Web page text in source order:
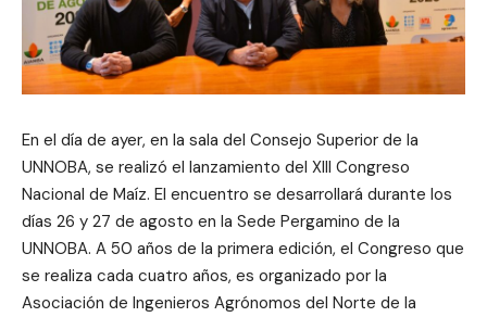
En el día de ayer, en la sala del Consejo Superior de la
UNNOBA, se realizó el lanzamiento del XIII Congreso
Nacional de Maíz. El encuentro se desarrollará durante los
días 26 y 27 de agosto en la Sede Pergamino de la
UNNOBA. A 50 años de la primera edición, el Congreso que
se realiza cada cuatro años, es organizado por la
Asociación de Ingenieros Agrónomos del Norte de la